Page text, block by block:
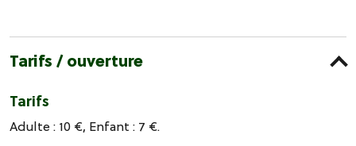
Tarifs / ouverture
Tarifs
Adulte : 10 €, Enfant : 7 €.